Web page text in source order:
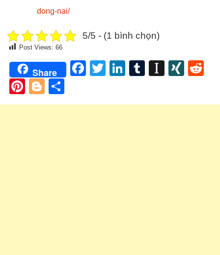
dong-nai/
5/5 - (1 bình chọn)
Post Views: 66
Share Facebook
TwitterLinkedIn
Tumblr
Pinterest
Blogger